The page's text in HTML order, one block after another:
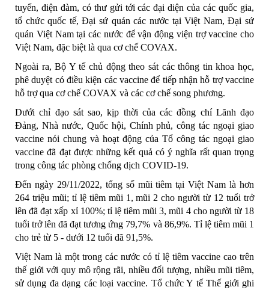
tuyến, điện đàm, có thư gửi tới các đại diện của các quốc gia,
tổ chức quốc tế, Đại sứ quán các nước tại Việt Nam, Đại sứ
quán Việt Nam tại các nước để vận động viện trợ vaccine cho
Việt Nam, đặc biệt là qua cơ chế COVAX.
Ngoài ra, Bộ Y tế chủ động theo sát các thông tin khoa học,
phê duyệt có điều kiện các vaccine để tiếp nhận hỗ trợ vaccine
hỗ trợ qua cơ chế COVAX và các cơ chế song phương.
Dưới chỉ đạo sát sao, kịp thời của các đồng chí Lãnh đạo
Đảng, Nhà nước, Quốc hội, Chính phủ, công tác ngoại giao
vaccine nói chung và hoạt động của Tổ công tác ngoại giao
vaccine đã đạt được những kết quả có ý nghĩa rất quan trọng
trong công tác phòng chống dịch COVID-19.
Đến ngày 29/11/2022, tổng số mũi tiêm tại Việt Nam là hơn
264 triệu mũi; tỉ lệ tiêm mũi 1, mũi 2 cho người từ 12 tuổi trở
lên đã đạt xấp xỉ 100%; tỉ lệ tiêm mũi 3, mũi 4 cho người từ 18
tuổi trở lên đã đạt tương ứng 79,7% và 86,9%. Tỉ lệ tiêm mũi 1
cho trẻ từ 5 - dưới 12 tuổi đã 91,5%.
Việt Nam là một trong các nước có tỉ lệ tiêm vaccine cao trên
thế giới với quy mô rộng rãi, nhiều đối tượng, nhiều mũi tiêm,
sử dụng đa dạng các loại vaccine. Tổ chức Y tế Thế giới ghi